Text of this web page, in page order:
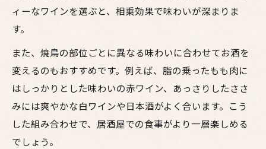
ィーなワインを選ぶと、相乗効果で味わいが深まりま
す。
また、焼鳥の部位ごとに異なる味わいに合わせてお酒を
変えるのもおすすめです。例えば、脂の乗ったもも肉に
はしっかりとした味わいの赤ワイン、あっさりしたささ
みには爽やかな白ワインや日本酒がよく合います。こう
した組み合わせで、居酒屋での食事がより一層楽しめる
でしょう。